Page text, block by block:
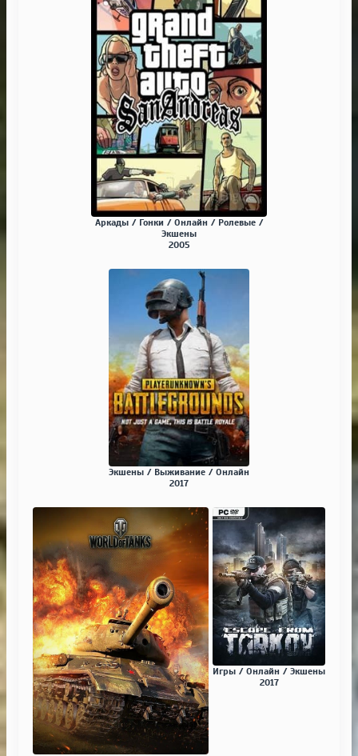
Аркады / Гонки / Онлайн / Ролевые /
Экшены
2005
Экшены / Выживание / Онлайн
2017
Игры / Онлайн / Экшены
2017